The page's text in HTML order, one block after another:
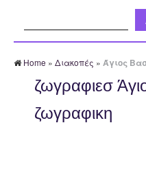
Home » Διακοπές » Άγιος
ζωγραφιεσ
ζωγραφικη